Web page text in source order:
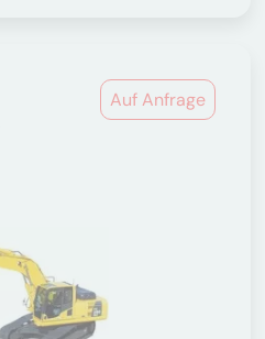
Auf Anfrage